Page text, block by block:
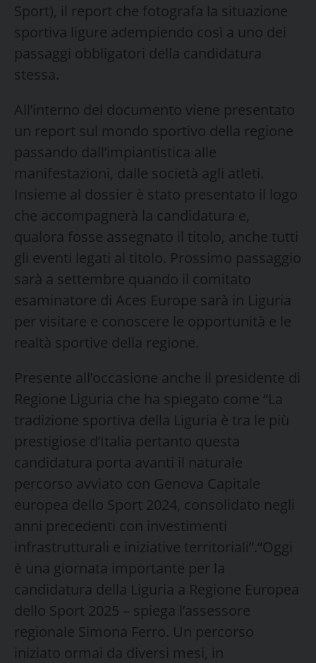
Sport), il report che fotografa la situazione
sportiva ligure adempiendo così a uno dei
passaggi obbligatori della candidatura
stessa.
All’interno del documento viene presentato
un report sul mondo sportivo della regione
passando dall’impiantistica alle
manifestazioni, dalle società agli atleti.
Insieme al dossier è stato presentato il logo
che accompagnerà la candidatura e,
qualora fosse assegnato il titolo, anche tutti
gli eventi legati al titolo. Prossimo passaggio
sarà a settembre quando il comitato
esaminatore di Aces Europe sarà in Liguria
per visitare e conoscere le opportunità e le
realtà sportive della regione.
Presente all’occasione anche il presidente di
Regione Liguria che ha spiegato come “La
tradizione sportiva della Liguria è tra le più
prestigiose d’Italia pertanto questa
candidatura porta avanti il naturale
percorso avviato con Genova Capitale
europea dello Sport 2024, consolidato negli
anni precedenti con investimenti
infrastrutturali e iniziative territoriali”.“Oggi
è una giornata importante per la
candidatura della Liguria a Regione Europea
dello Sport 2025 – spiega l’assessore
regionale Simona Ferro. Un percorso
iniziato ormai da diversi mesi, in